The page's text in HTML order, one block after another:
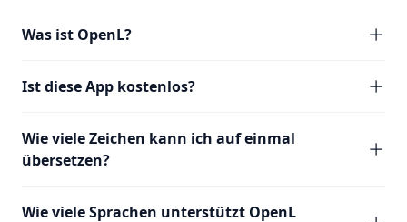
Was ist OpenL?
Ist diese App kostenlos?
Wie viele Zeichen kann ich auf einmal
übersetzen?
Wie viele Sprachen unterstützt OpenL